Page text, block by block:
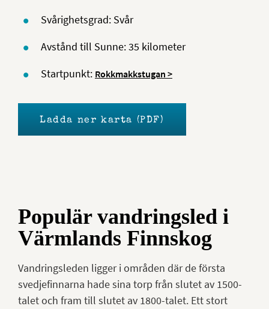
Svårighetsgrad: Svår
Avstånd till Sunne: 35 kilometer
Startpunkt: Rokkmakkstugan >
Ladda ner karta (PDF)
Populär vandringsled i
Värmlands Finnskog
Vandringsleden ligger i områden där de första
svedjefinnarna hade sina torp från slutet av 1500-
talet och fram till slutet av 1800-talet. Ett stort